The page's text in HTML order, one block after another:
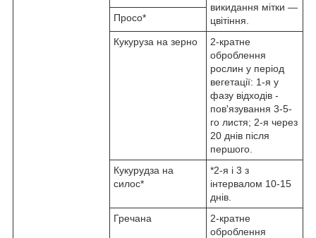
викидання мітки —
цвітіння.
Просо*
Кукуруза на зерно
2-кратне
оброблення
рослин у період
вегетації: 1-я у
фазу відходів -
пов'язування 3-5-
го листя; 2-я через
20 днів після
першого.
Кукурудза на
силос*
*2-я і 3 з
інтервалом 10-15
днів.
Гречана
2-кратне
оброблення